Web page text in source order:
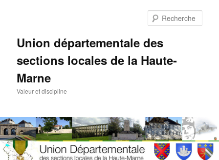
Union départementale des
sections locales de la Haute-
Marne
Valeur et discipline